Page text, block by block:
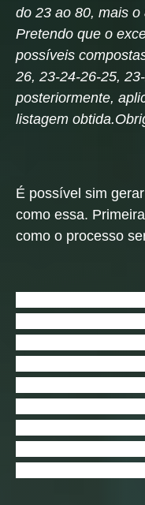
do 23 ao 80, mais o
Pretendo que o
possíveis
26, 23-24-26-25,
posteriormente,
listagem obtida.
É possível sim
como essa.
como o processo